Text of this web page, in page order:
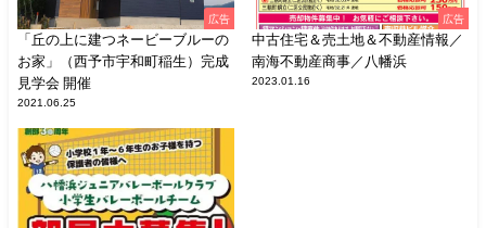
広告
「丘の上に建つネービーブルーの
お家」（西予市宇和町稲生）完成
見学会 開催
2021.06.25
広告
中古住宅＆売土地＆不動産情報／
南海不動産商事／八幡浜
2023.01.16